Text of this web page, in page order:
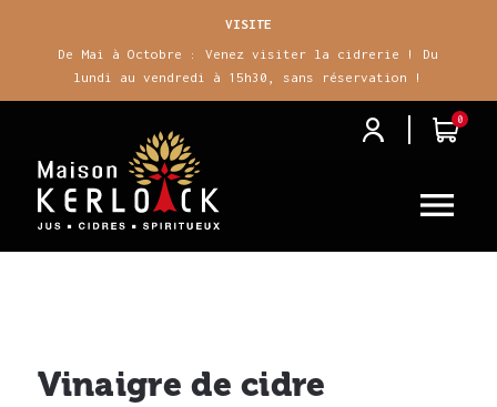
VISITE
De Mai à Octobre : Venez visiter la cidrerie ! Du
lundi au vendredi à 15h30, sans réservation !
j i0

Vinaigre de cidre